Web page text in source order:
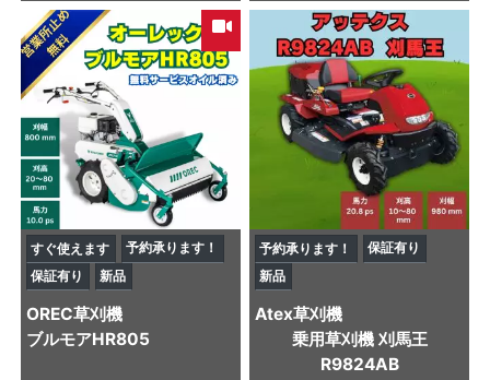
すぐ使えます
予約承ります！
保証有り
新品
OREC草刈機
ブルモアHR805
予約承ります！
保証有り
新品
Atex草刈機
乗用草刈機 刈馬王
R9824AB